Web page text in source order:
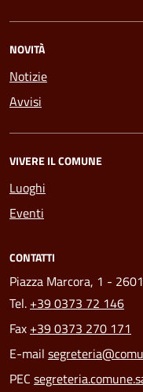
NOVITÀ
Notizie
Avvisi
VIVERE IL COMUNE
Luoghi
Eventi
CONTATTI
Piazza Marcora, 1 -
Tel. +39 0373 72 146
Fax +39 0373 270 171
E-mail
PEC